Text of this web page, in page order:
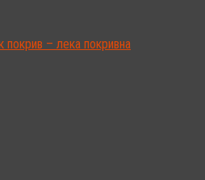
покрив – лека покривна